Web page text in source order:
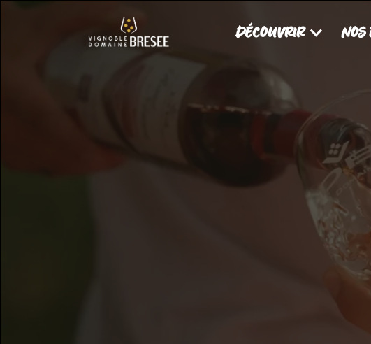
DÉCOUVRIR NOS